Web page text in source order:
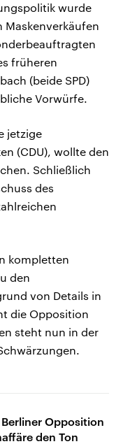
wurde
früheren
(beide SPD)
Vorwürfe.
jetzige
(CDU), wollte den
Schließlich
des
kompletten
den
von Details in
die Opposition
steht nun in der
Berliner Opposition
den Ton